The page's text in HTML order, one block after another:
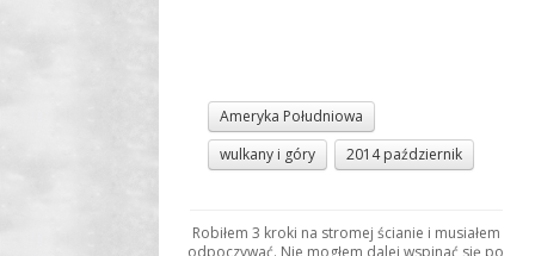
Ameryka Południowa
wulkany i góry
2014 październik
Robiłem 3 kroki na stromej ścianie i musiałem
odpoczywać. Nie mogłem dalej wspinać się po